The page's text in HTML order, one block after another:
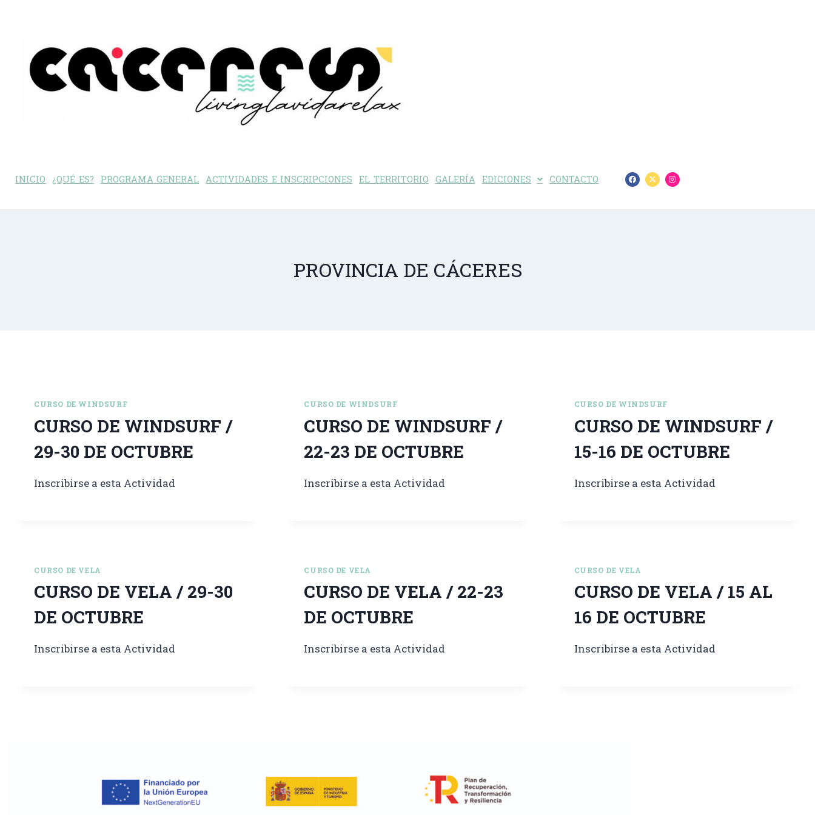
INICIO ¿QUÉ ES? PROGRAMA GENERAL ACTIVIDADES E INSCRIPCIONES EL TERRITORIO GALERÍA EDICIONES CONTACTO
PROVINCIA DE CÁCERES
CURSO DE WINDSURF
CURSO DE WINDSURF /
29-30 DE OCTUBRE
Inscribirse a esta Actividad
CURSO DE WINDSURF
CURSO DE WINDSURF /
22-23 DE OCTUBRE
Inscribirse a esta Actividad
CURSO DE WINDSURF
CURSO DE WINDSURF /
15-16 DE OCTUBRE
Inscribirse a esta Actividad
CURSO DE VELA
CURSO DE VELA / 29-30
DE OCTUBRE
Inscribirse a esta Actividad
CURSO DE VELA
CURSO DE VELA / 22-23
DE OCTUBRE
Inscribirse a esta Actividad
CURSO DE VELA
CURSO DE VELA / 15 AL
16 DE OCTUBRE
Inscribirse a esta Actividad